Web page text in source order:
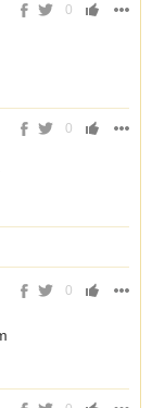
0
0
0